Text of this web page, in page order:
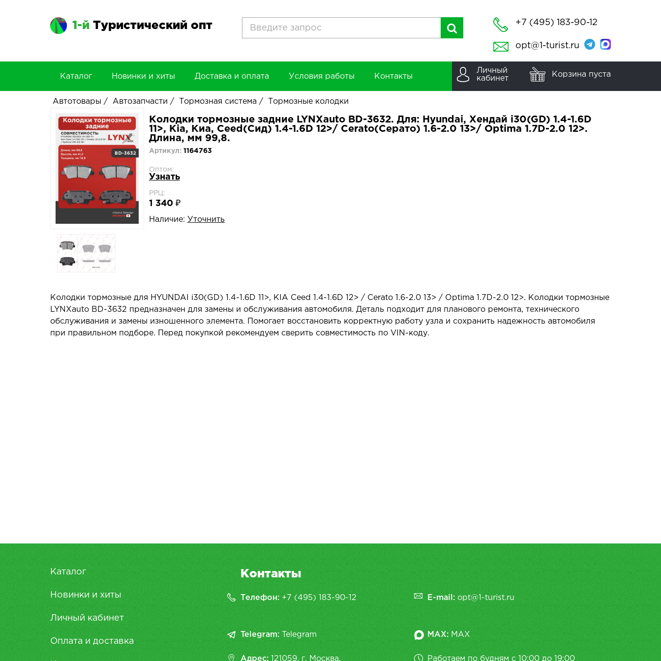
1-й Туристический опт +7 (495) 183-90-12
opt@1-turist.ru
Каталог Новинки и хиты Доставка и оплата Условия работы Контакты
Личный
кабинет
Корзина пуста
Автотовары / Автозапчасти / Тормозная система / Тормозные колодки
Колодки тормозные задние LYNXauto BD-3632. Для: Hyundai, Хендай i30(GD) 1.4-1.6D
11>, Kia, Киа, Ceed(Сид) 1.4-1.6D 12>/ Cerato(Серато) 1.6-2.0 13>/ Optima 1.7D-2.0 12>.
Длина, мм 99,8.
Артикул: 1164763
Оптом:
Узнать
РРЦ:
1 340 ₽
Наличие: Уточнить
Колодки тормозные для HYUNDAI i30(GD) 1.4-1.6D 11>, KIA Ceed 1.4-1.6D 12> / Cerato 1.6-2.0 13> / Optima 1.7D-2.0 12>. Колодки тормозные
LYNXauto BD-3632 предназначен для замены и обслуживания автомобиля. Деталь подходит для планового ремонта, технического
обслуживания и замены изношенного элемента. Помогает восстановить корректную работу узла и сохранить надежность автомобиля
при правильном подборе. Перед покупкой рекомендуем сверить совместимость по VIN-коду.
Каталог
Новинки и хиты
Личный кабинет
Оплата и доставка
Контакты
Телефон: +7 (495) 183-90-12 E-mail: opt@1-turist.ru
Telegram: Telegram MAX: MAX
Адрес: 121059, г. Москва, Работаем по будням с 10:00 до 19:00